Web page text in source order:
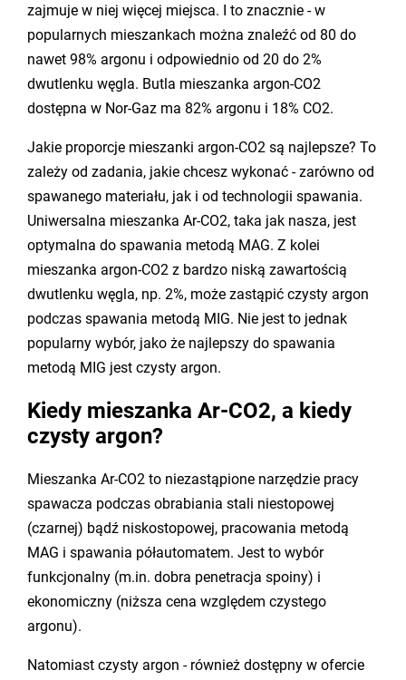
zajmuje w niej więcej miejsca. I to znacznie - w
popularnych mieszankach można znaleźć od 80 do
nawet 98% argonu i odpowiednio od 20 do 2%
dwutlenku węgla. Butla mieszanka argon-CO2
dostępna w Nor-Gaz ma 82% argonu i 18% CO2.
Jakie proporcje mieszanki argon-CO2 są najlepsze? To
zależy od zadania, jakie chcesz wykonać - zarówno od
spawanego materiału, jak i od technologii spawania.
Uniwersalna mieszanka Ar-CO2, taka jak nasza, jest
optymalna do spawania metodą MAG. Z kolei
mieszanka argon-CO2 z bardzo niską zawartością
dwutlenku węgla, np. 2%, może zastąpić czysty argon
podczas spawania metodą MIG. Nie jest to jednak
popularny wybór, jako że najlepszy do spawania
metodą MIG jest czysty argon.
Kiedy mieszanka Ar-CO2, a kiedy
czysty argon?
Mieszanka Ar-CO2 to niezastąpione narzędzie pracy
spawacza podczas obrabiania stali niestopowej
(czarnej) bądź niskostopowej, pracowania metodą
MAG i spawania półautomatem. Jest to wybór
funkcjonalny (m.in. dobra penetracja spoiny) i
ekonomiczny (niższa cena względem czystego
argonu).
Natomiast czysty argon - również dostępny w ofercie